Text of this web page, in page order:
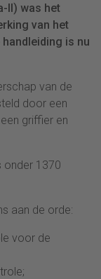
II) was het
van het
is nu
van de
door een
griffier en
onder 1370
aan de orde:
voor de